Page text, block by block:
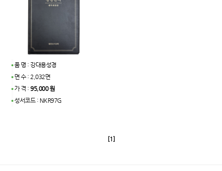
품 명 : 강대용성경
면 수 : 2,032면
가 격 :95,000 원
성서코드 : NKR97G
[1]